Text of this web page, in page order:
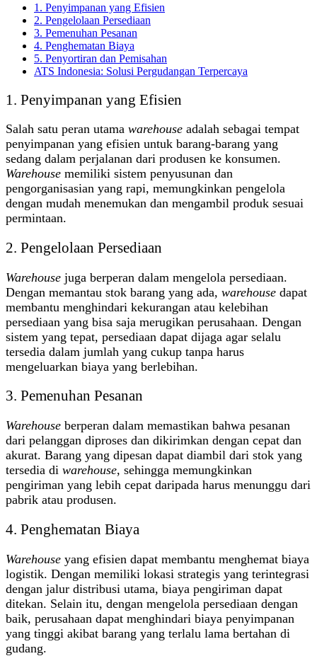
1. Penyimpanan yang Efisien
2. Pengelolaan Persediaan
3. Pemenuhan Pesanan
4. Penghematan Biaya
5. Penyortiran dan Pemisahan
ATS Indonesia: Solusi Pergudangan Terpercaya
1. Penyimpanan yang Efisien
Salah satu peran utama warehouse adalah sebagai tempat
penyimpanan yang efisien untuk barang-barang yang
sedang dalam perjalanan dari produsen ke konsumen.
Warehouse memiliki sistem penyusunan dan
pengorganisasian yang rapi, memungkinkan pengelola
dengan mudah menemukan dan mengambil produk sesuai
permintaan.
2. Pengelolaan Persediaan
Warehouse juga berperan dalam mengelola persediaan.
Dengan memantau stok barang yang ada, warehouse dapat
membantu menghindari kekurangan atau kelebihan
persediaan yang bisa saja merugikan perusahaan. Dengan
sistem yang tepat, persediaan dapat dijaga agar selalu
tersedia dalam jumlah yang cukup tanpa harus
mengeluarkan biaya yang berlebihan.
3. Pemenuhan Pesanan
Warehouse berperan dalam memastikan bahwa pesanan
dari pelanggan diproses dan dikirimkan dengan cepat dan
akurat. Barang yang dipesan dapat diambil dari stok yang
tersedia di warehouse, sehingga memungkinkan
pengiriman yang lebih cepat daripada harus menunggu dari
pabrik atau produsen.
4. Penghematan Biaya
Warehouse yang efisien dapat membantu menghemat biaya
logistik. Dengan memiliki lokasi strategis yang terintegrasi
dengan jalur distribusi utama, biaya pengiriman dapat
ditekan. Selain itu, dengan mengelola persediaan dengan
baik, perusahaan dapat menghindari biaya penyimpanan
yang tinggi akibat barang yang terlalu lama bertahan di
gudang.